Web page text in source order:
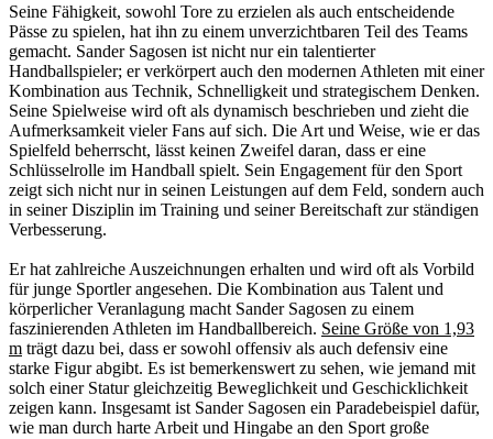
Seine Fähigkeit, sowohl Tore zu erzielen als auch entscheidende
Pässe zu spielen, hat ihn zu einem unverzichtbaren Teil des Teams
gemacht. Sander Sagosen ist nicht nur ein talentierter
Handballspieler; er verkörpert auch den modernen Athleten mit einer
Kombination aus Technik, Schnelligkeit und strategischem Denken.
Seine Spielweise wird oft als dynamisch beschrieben und zieht die
Aufmerksamkeit vieler Fans auf sich. Die Art und Weise, wie er das
Spielfeld beherrscht, lässt keinen Zweifel daran, dass er eine
Schlüsselrolle im Handball spielt. Sein Engagement für den Sport
zeigt sich nicht nur in seinen Leistungen auf dem Feld, sondern auch
in seiner Disziplin im Training und seiner Bereitschaft zur ständigen
Verbesserung.
Er hat zahlreiche Auszeichnungen erhalten und wird oft als Vorbild
für junge Sportler angesehen. Die Kombination aus Talent und
körperlicher Veranlagung macht Sander Sagosen zu einem
faszinierenden Athleten im Handballbereich. Seine Größe von 1,93
m trägt dazu bei, dass er sowohl offensiv als auch defensiv eine
starke Figur abgibt. Es ist bemerkenswert zu sehen, wie jemand mit
solch einer Statur gleichzeitig Beweglichkeit und Geschicklichkeit
zeigen kann. Insgesamt ist Sander Sagosen ein Paradebeispiel dafür,
wie man durch harte Arbeit und Hingabe an den Sport große